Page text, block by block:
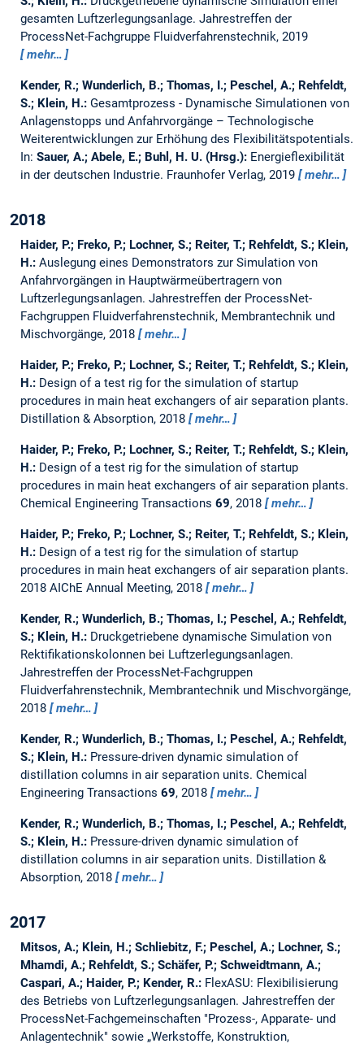
gesamten Luftzerlegungsanlage. Jahrestreffen der
ProcessNet-Fachgruppe Fluidverfahrenstechnik, 2019
mehr…
Kender, R.; Wunderlich, B.; Thomas, I.; Peschel, A.; Rehfeldt,
S.; Klein, H.: Gesamtprozess - Dynamische Simulationen von
Anlagenstopps und Anfahrvorgänge – Technologische
Weiterentwicklungen zur Erhöhung des Flexibilitätspotentials.
In: Sauer, A.; Abele, E.; Buhl, H. U. (Hrsg.): Energieflexibilität
in der deutschen Industrie. Fraunhofer Verlag, 2019
mehr…
2018
Haider, P.; Freko, P.; Lochner, S.; Reiter, T.; Rehfeldt, S.; Klein,
H.: Auslegung eines Demonstrators zur Simulation von
Anfahrvorgängen in Hauptwärmeübertragern von
Luftzerlegungsanlagen. Jahrestreffen der ProcessNet-
Fachgruppen Fluidverfahrenstechnik, Membrantechnik und
Mischvorgänge, 2018
mehr…
Haider, P.; Freko, P.; Lochner, S.; Reiter, T.; Rehfeldt, S.; Klein,
H.: Design of a test rig for the simulation of startup
procedures in main heat exchangers of air separation plants.
Distillation & Absorption, 2018
mehr…
Haider, P.; Freko, P.; Lochner, S.; Reiter, T.; Rehfeldt, S.; Klein,
H.: Design of a test rig for the simulation of startup
procedures in main heat exchangers of air separation plants.
Chemical Engineering Transactions 69, 2018 mehr…
Haider, P.; Freko, P.; Lochner, S.; Reiter, T.; Rehfeldt, S.; Klein,
H.: Design of a test rig for the simulation of startup
procedures in main heat exchangers of air separation plants.
2018 AIChE Annual Meeting, 2018
mehr…
Kender, R.; Wunderlich, B.; Thomas, I.; Peschel, A.; Rehfeldt,
S.; Klein, H.: Druckgetriebene dynamische Simulation von
Rektifikationskolonnen bei Luftzerlegungsanlagen.
Jahrestreffen der ProcessNet-Fachgruppen
Fluidverfahrenstechnik, Membrantechnik und Mischvorgänge,
2018
mehr…
Kender, R.; Wunderlich, B.; Thomas, I.; Peschel, A.; Rehfeldt,
S.; Klein, H.: Pressure-driven dynamic simulation of
distillation columns in air separation units. Chemical
Engineering Transactions 69, 2018 mehr…
Kender, R.; Wunderlich, B.; Thomas, I.; Peschel, A.; Rehfeldt,
S.; Klein, H.: Pressure-driven dynamic simulation of
distillation columns in air separation units. Distillation &
Absorption, 2018
mehr…
2017
Mitsos, A.; Klein, H.; Schliebitz, F.; Peschel, A.; Lochner, S.;
Mhamdi, A.; Rehfeldt, S.; Schäfer, P.; Schweidtmann, A.;
Caspari, A.; Haider, P.; Kender, R.: FlexASU: Flexibilisierung
des Betriebs von Luftzerlegungsanlagen. Jahrestreffen der
ProcessNet-Fachgemeinschaften "Prozess-, Apparate- und
Anlagentechnik" sowie „Werkstoffe, Konstruktion,